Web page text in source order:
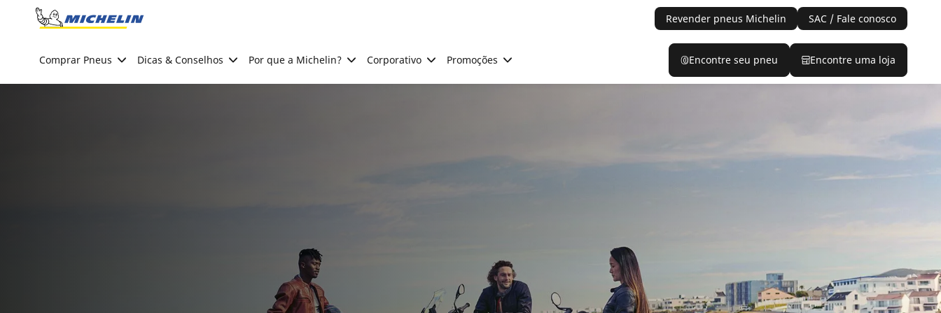
Go to page content
Revender pneus Michelin SAC / Fale conosco
Comprar Pneus Dicas & Conselhos Por que a Michelin? Corporativo Promoções Encontre seu pneu Encontre uma loja